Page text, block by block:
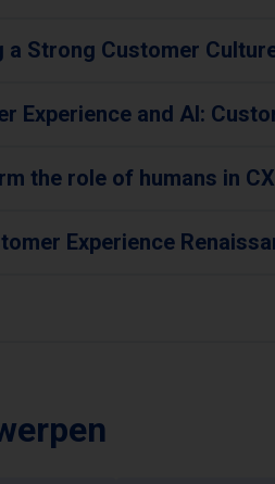
a Strong Customer
Experience and AI:
the role of humans in
Experience